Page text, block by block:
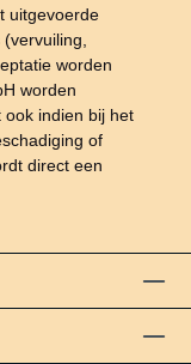
uitgevoerde
worden
worden
indien bij het
of
direct een